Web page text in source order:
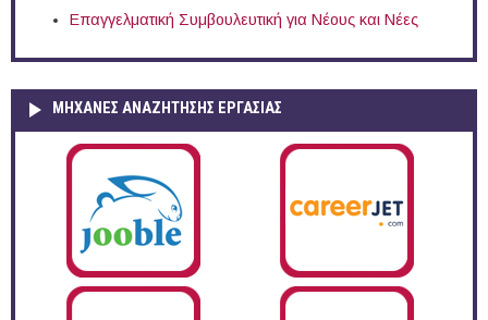
Επαγγελματική Συμβουλευτική για Νέους και Νέες
ΜΗΧΑΝΕΣ ΑΝΑΖΗΤΗΣΗΣ ΕΡΓΑΣΙΑΣ